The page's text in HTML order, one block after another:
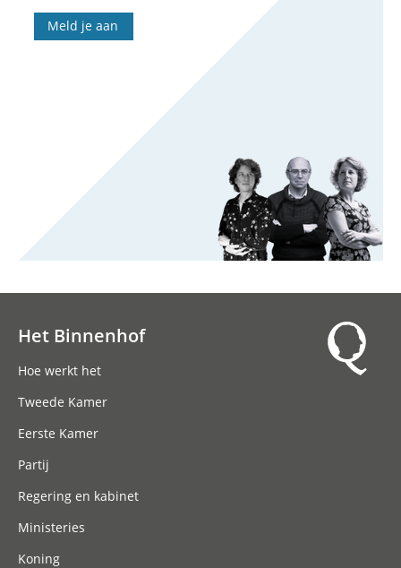
Meld je aan
Het Binnenhof
Hoe werkt het
Tweede Kamer
Eerste Kamer
Partij
Regering en kabinet
Ministeries
Koning